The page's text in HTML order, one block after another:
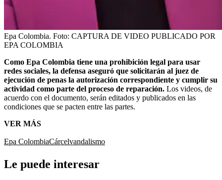
Epa Colombia. Foto: CAPTURA DE VIDEO PUBLICADO POR
EPA COLOMBIA
Como Epa Colombia tiene una prohibición legal para usar
redes sociales, la defensa aseguró que solicitarán al juez de
ejecución de penas la autorización correspondiente y cumplir su
actividad como parte del proceso de reparación. Los videos, de
acuerdo con el documento, serán editados y publicados en las
condiciones que se pacten entre las partes.
VER MÁS
Epa ColombiaCárcelvandalismo
Le puede interesar